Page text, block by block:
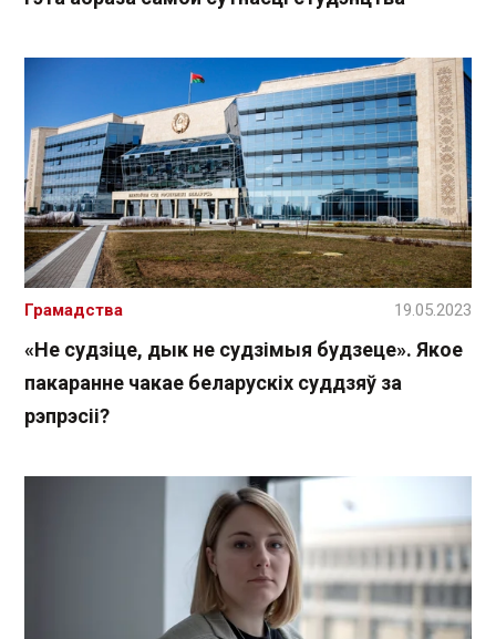
«Не судзіце, дык не судзімыя будзеце». Якое
пакаранне чакае беларускіх суддзяў за
рэпрэсіі?
Грамадства 19.05.2023